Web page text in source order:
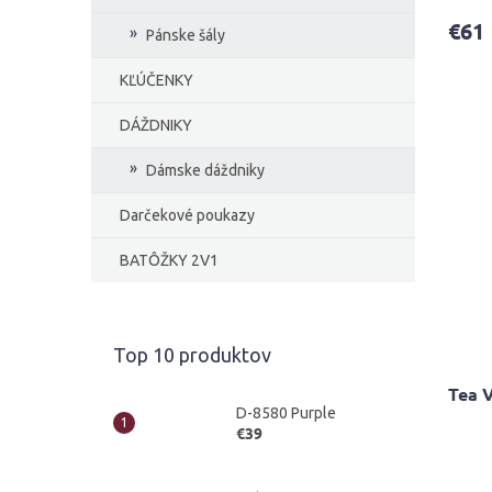
Pánske šály
KĽÚČENKY
DÁŽDNIKY
Dámske dáždniky
Darčekové poukazy
BATÔŽKY 2V1
Top 10 produktov
D-8580 Purple
€39
€61
Tea